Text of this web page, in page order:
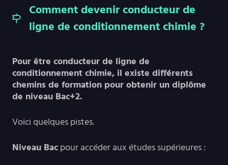
Comment devenir conducteur de
ligne de conditionnement chimie ?
Pour être conducteur de ligne de
conditionnement chimie, il existe différents
chemins de formation pour obtenir un diplôme
de niveau Bac+2.
Voici quelques pistes.
Niveau Bacpour accéder aux études supérieures :